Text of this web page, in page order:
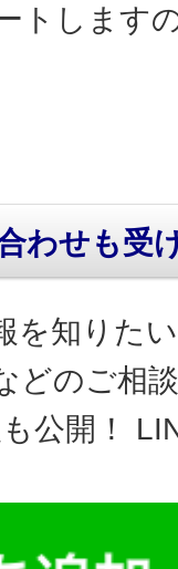
トします
わせも受
を知りた
どのご相
公開！